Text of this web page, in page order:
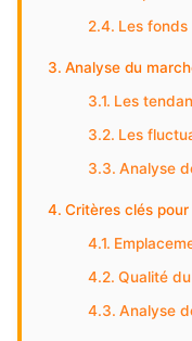
Les fonds
Analyse du
Les
Les
Analyse
Critères clés
Qualité
Analyse